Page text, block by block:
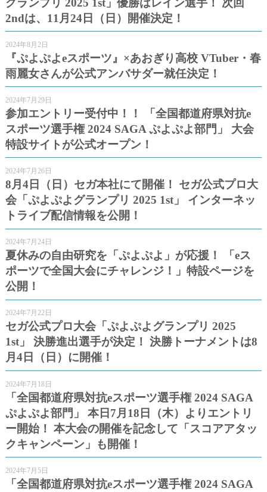
2ndは、11月24日（日）開催決定！
2024年8月2日
『ぷよぷよeスポーツ』×あおぎり高校 VTuber・春
雨麗女さんが公式アンバサダー就任決定！
2024年7月29日
参加エントリー受付中！！ 「全国都道府県対抗e
スポーツ選手権 2024 SAGA ぷよぷよ部門」 大会
特設サイトが公式オープン！
2024年7月26日
8月4日（日）セガ本社にて開催！ セガ公式プロ大
会「ぷよぷよグランプリ 2025 1st」 インターネッ
トライブ配信情報を公開！
2024年7月24日
夏休みの自由研究を「ぷよぷよ」が応援！ 「eス
ポーツで全国大会にチャレンジ！」特設ページを
公開！
2024年7月22日
セガ公式プロ大会「ぷよぷよグランプリ 2025
1st」 決勝進出選手が決定！ 決勝トーナメントは8
月4日（日）に開催！
2024年7月18日
「全国都道府県対抗eスポーツ選手権 2024 SAGA
ぷよぷよ部門」 本日7月18日（木）よりエントリ
ー開始！ 本大会の開催を記念して「スコアアタッ
クキャンペーン」も開催！
2024年7月5日
「全国都道府県対抗eスポーツ選手権 2024 SAGA